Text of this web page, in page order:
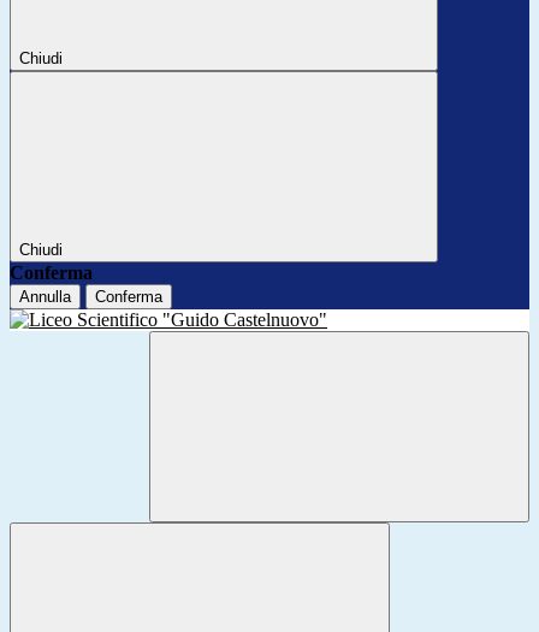
Chiudi
Chiudi
Conferma
Annulla Conferma